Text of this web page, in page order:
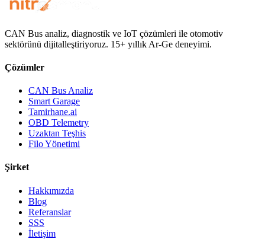
CAN Bus analiz, diagnostik ve IoT çözümleri ile otomotiv
sektörünü dijitalleştiriyoruz. 15+ yıllık Ar-Ge deneyimi.
Çözümler
CAN Bus Analiz
Smart Garage
Tamirhane.ai
OBD Telemetry
Uzaktan Teşhis
Filo Yönetimi
Şirket
Hakkımızda
Blog
Referanslar
SSS
İletişim